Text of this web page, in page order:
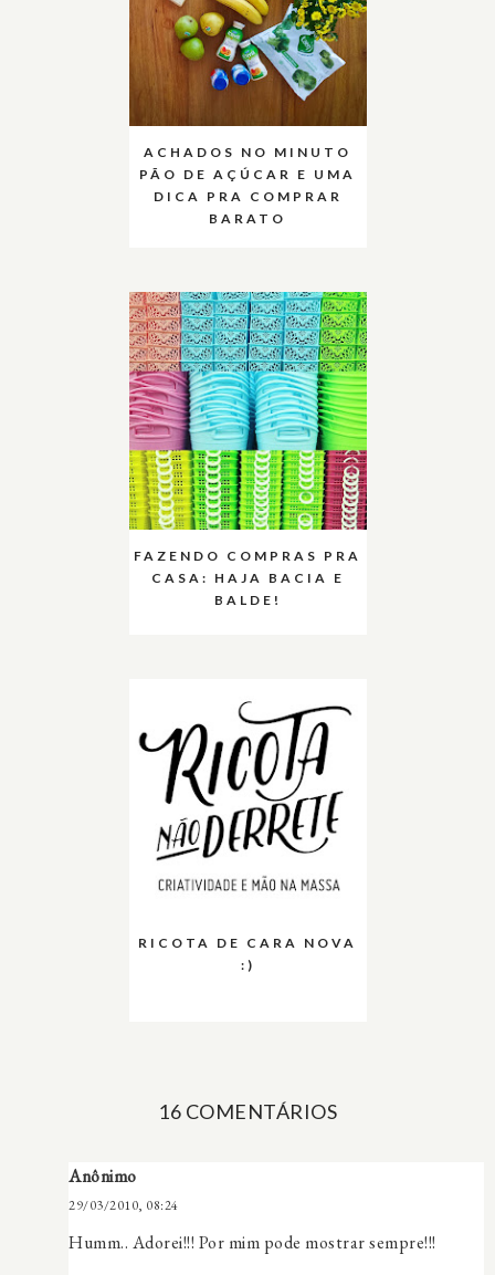
ACHADOS NO MINUTO
PÃO DE AÇÚCAR E UMA
DICA PRA COMPRAR
BARATO
FAZENDO COMPRAS PRA
CASA: HAJA BACIA E
BALDE!
RICOTA DE CARA NOVA
:)
16 COMENTÁRIOS
Anônimo
29/03/2010, 08:24
Humm.. Adorei!!! Por mim pode mostrar sempre!!!